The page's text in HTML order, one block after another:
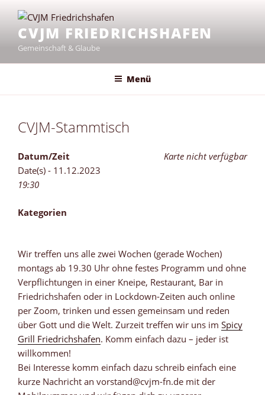
Inhalt
springenCVJM FRIEDRICHSHAFEN
Gemeinschaft & Glaube
Menü
CVJM-Stammtisch
Karte nicht verfügbar
Datum/Zeit
Date(s) - 11.12.2023
19:30
Kategorien
Wir treffen uns alle zwei Wochen (gerade Wochen)
montags ab 19.30 Uhr ohne festes Programm und ohne
Verpflichtungen in einer Kneipe, Restaurant, Bar in
Friedrichshafen oder in Lockdown-Zeiten auch online
per Zoom, trinken und essen gemeinsam und reden
über Gott und die Welt. Zurzeit treffen wir uns im Spicy
Grill Friedrichshafen. Komm einfach dazu – jeder ist
willkommen!
Bei Interesse komm einfach dazu schreib einfach eine
kurze Nachricht an vorstand@cvjm-fn.de mit der